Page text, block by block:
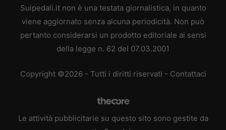
Suipedali.it non è una testata giornalistica, in quanto
viene aggiornato senza alcuna periodicità. Non può
pertanto considerarsi un prodotto editoriale ai sensi
della legge n. 62 del 07.03.2001
Copyright ©2026 - Tutti i diritti riservati - Contattaci
Le attività pubblicitarie su questo sito sono gestite da